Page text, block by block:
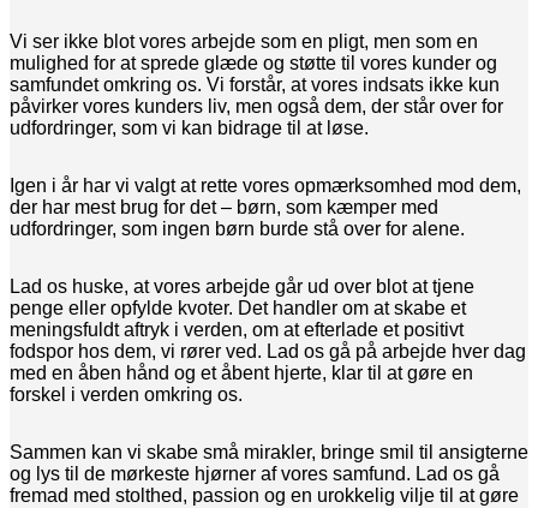
Vi ser ikke blot vores arbejde som en pligt, men som en
mulighed for at sprede glæde og støtte til vores kunder og
samfundet omkring os. Vi forstår, at vores indsats ikke kun
påvirker vores kunders liv, men også dem, der står over for
udfordringer, som vi kan bidrage til at løse.
Igen i år har vi valgt at rette vores opmærksomhed mod dem,
der har mest brug for det – børn, som kæmper med
udfordringer, som ingen børn burde stå over for alene.
Lad os huske, at vores arbejde går ud over blot at tjene
penge eller opfylde kvoter. Det handler om at skabe et
meningsfuldt aftryk i verden, om at efterlade et positivt
fodspor hos dem, vi rører ved. Lad os gå på arbejde hver dag
med en åben hånd og et åbent hjerte, klar til at gøre en
forskel i verden omkring os.
Sammen kan vi skabe små mirakler, bringe smil til ansigterne
og lys til de mørkeste hjørner af vores samfund. Lad os gå
fremad med stolthed, passion og en urokkelig vilje til at gøre